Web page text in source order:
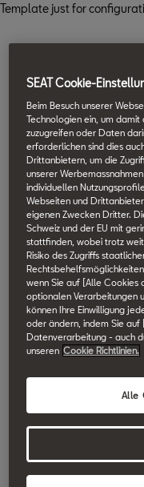
Template just for
SEAT Cookie-
Beim Besuch unserer
Technologien ein, um
zuzugreifen oder Daten
erforderlichen sind dies
Drittanbietern, um die
unserer
individuellen
Webseiten und
eigenen Zwecken Dritter.
Schweiz und der EU mit
stattfinden, wobei trotz
Risiko des Zugriffs
Rechtsbehelfsmöglichkeiten
wenn Sie auf [Alle Cookies
optionalen Verarbeitungen
können Ihre Einwilligung
oder ändern, indem Sie auf
Datenverarbeitung - auch
unseren Cookie Richtlinien.
Alle